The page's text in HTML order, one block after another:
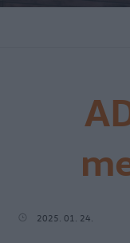
2025. 01. 24.